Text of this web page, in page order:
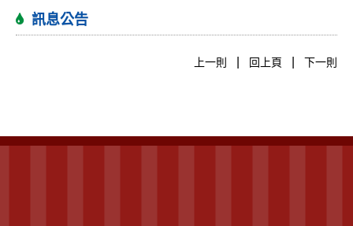
訊息公告
上一則 回上頁 下一則